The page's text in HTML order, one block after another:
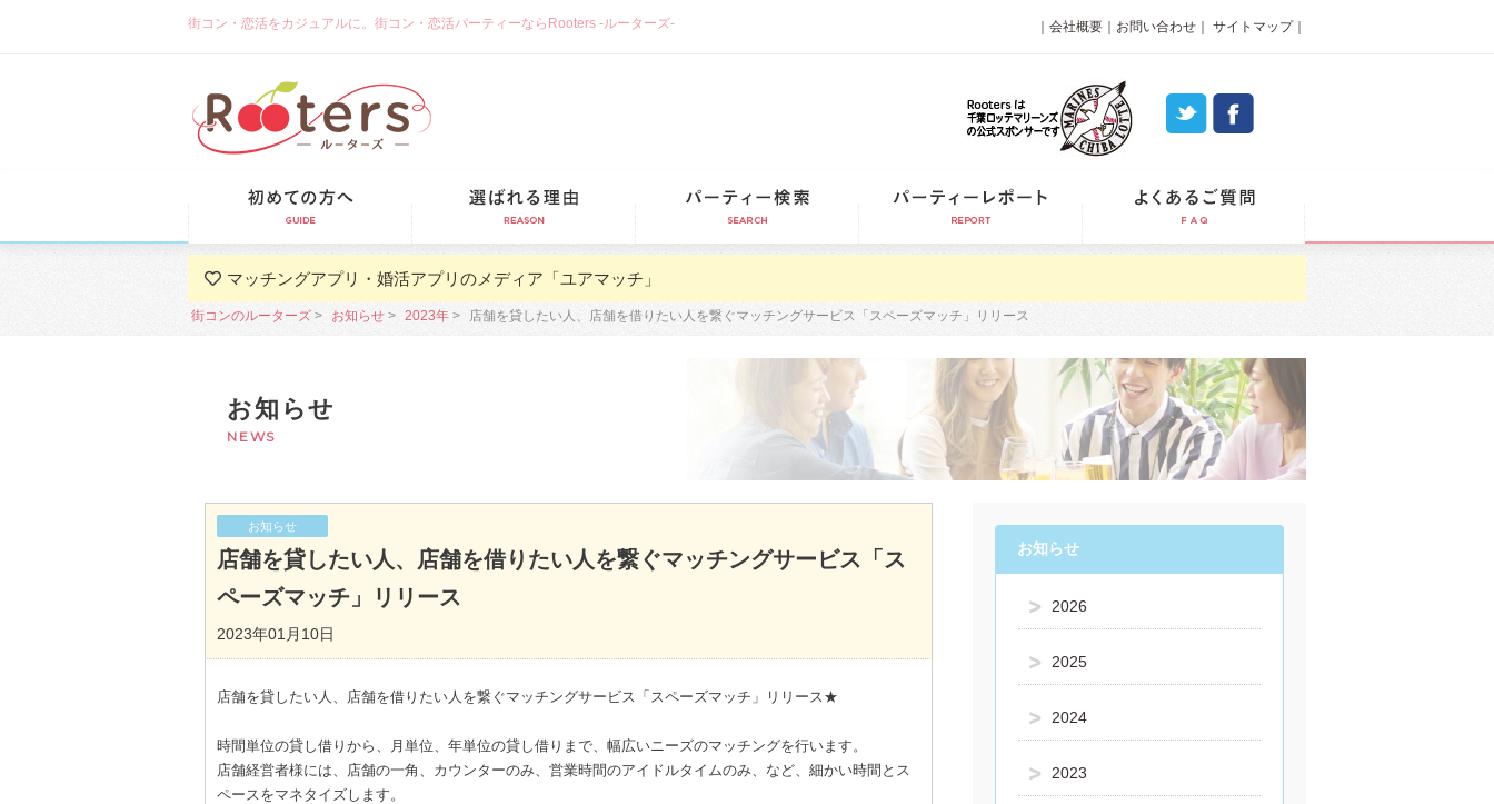
街コン・恋活をカジュアルに。街コン・恋活パーティーならRooters -ルーターズ- 会社概要 お問い合わせ サイトマップ｜
マッチングアプリ・婚活アプリのメディア「ユアマッチ」
街コンのルーターズ お知らせ 2023年 店舗を貸したい人、店舗を借りたい人を繋ぐマッチングサービス「スペーズマッチ」リリース
お知らせ
NEWS
お知らせ
店舗を貸したい人、店舗を借りたい人を繋ぐマッチングサービス「ス
ペーズマッチ」リリース
2023年01月10日
店舗を貸したい人、店舗を借りたい人を繋ぐマッチングサービス「スペーズマッチ」リリース★
時間単位の貸し借りから、月単位、年単位の貸し借りまで、幅広いニーズのマッチングを行います。
店舗経営者様には、店舗の一角、カウンターのみ、営業時間のアイドルタイムのみ、など、細かい時間とス
ペースをマネタイズします。
お知らせ
2026
2025
2024
2023